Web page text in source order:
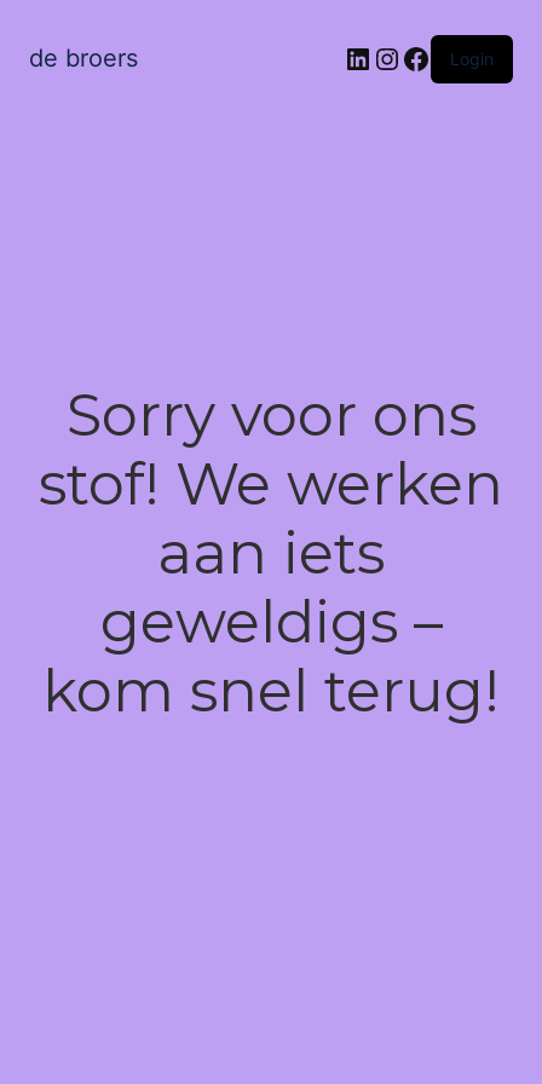
de broers LinkedIn
Instagram
Facebook
Login
Sorry voor ons
stof! We werken
aan iets
geweldigs –
kom snel terug!